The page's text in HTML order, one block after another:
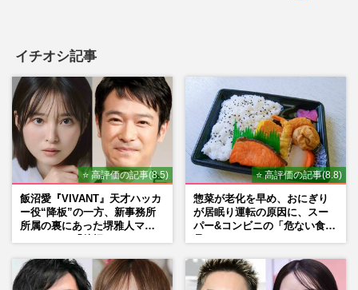
イチオシ記事
⭐ 高評価の記事(8.5)
飯沼愛『VIVANT』天才ハッカ
ー役“降板”の一方、新事務所
所属の裏にあった堺雅人マネ
⭐ 高評価の記事(8.8)
惣菜が老化を早め、おにぎり
が居眠り運転の原因に、スー
パー&コンビニの「危ない食